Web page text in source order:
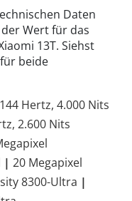
Daten
Wert für das
13T. Siehst
beide
Hertz, 4.000 Nits
2.600 Nits
| 20 Megapixel
8300-Ultra |